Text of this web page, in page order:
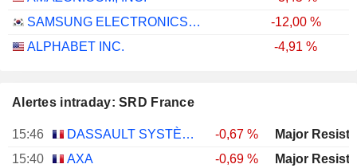
SAMSUNG ELECTRONICS CO., LTD.
-12,00 %
ALPHABET INC.
-4,91 %
Alertes intraday: SRD France
15:46 DASSAULT SYSTÈMES SE
-0,67 %
15:40
AXA
-0,69 %